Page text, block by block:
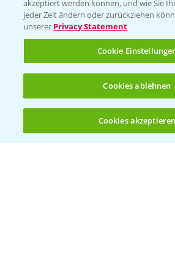
(noch 4)
Hilfe in Notfällen
T.+49 (0)214/30-20220
Folgen Sie
akzeptiert werden können, und wie Sie
jeder Zeit ändern oder zurückziehen
unserer Privacy Statement
Cookie
Cookies ablehnen
Cookies akzeptieren